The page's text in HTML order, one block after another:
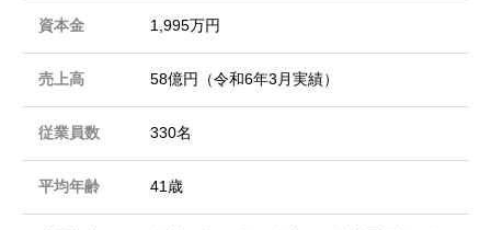
資本金 1,995万円
売上高 58億円（令和6年3月実績）
従業員数 330名
平均年齢 41歳